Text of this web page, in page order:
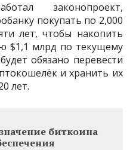
законопроект,
покупать по 2,000
лет, чтобы накопить
$1,1 млрд по текущему
обязано перевести
и хранить их
лет.
биткоина